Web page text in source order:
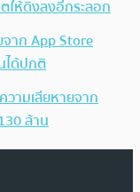
ให้ดิ่งลงอีกระลอก
าก App Store
ได้ปกติ
วามเสียหายจาก
ล้าน